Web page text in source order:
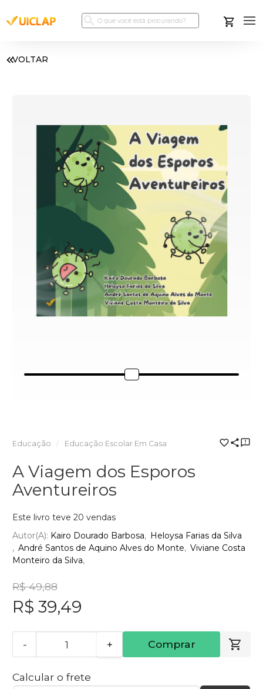
VOLTAR
Educação Educação Escolar Em Casa
A Viagem dos Esporos
Aventureiros
Este livro teve 20 vendas
Autor(a): Kairo Dourado Barbosa
Heloysa Farias da Silva
André Santos de Aquino Alves do Monte
Viviane Costa
Monteiro da Silva
R$ 49,88
R$ 39,49
- + Comprar
Calcular o frete